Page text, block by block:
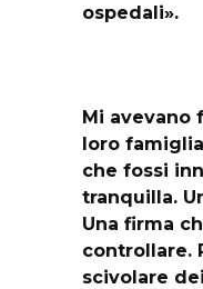
ospedali».
Mi avevano
loro
che fossi
tranquilla.
Una firma
controllare.
scivolare